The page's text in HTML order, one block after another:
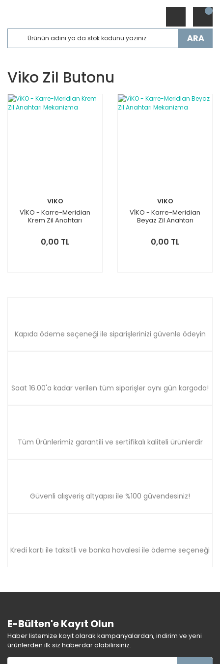
ARA
Viko Zil Butonu
VIKO
VİKO - Karre-Meridian
Krem Zil Anahtarı
0,00 TL
VIKO
VİKO - Karre-Meridian
Beyaz Zil Anahtarı
0,00 TL
Kapıda ödeme seçeneği ile siparişlerinizi güvenle ödeyin
Saat 16.00'a kadar verilen tüm siparişler aynı gün kargoda!
Tüm Ürünlerimiz garantili ve sertifikalı kaliteli ürünlerdir
Güvenli alışveriş altyapısı ile %100 güvendesiniz!
Kredi kartı ile taksitli ve banka havalesi ile ödeme seçeneği
E-Bülten'e Kayıt Olun
Haber listemize kayıt olarak kampanyalardan, indirim ve yeni
ürünlerden ilk siz haberdar olabilirsiniz.